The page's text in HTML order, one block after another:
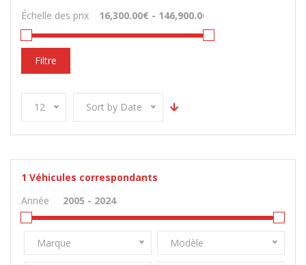
Échelle des prix
Filtre
12 Sort by Date
1 Véhicules correspondants
Année
Marque Modèle